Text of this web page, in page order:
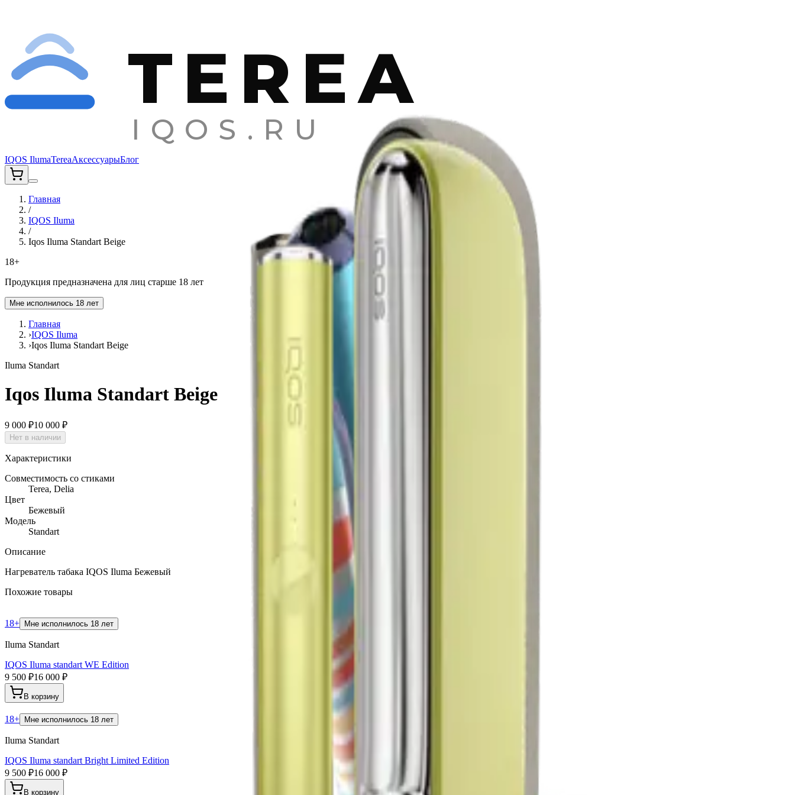
TEREA
IQOS.RU
IQOS IlumaTereaАксессуарыБлог
Главная
/
IQOS Iluma
/
Iqos Iluma Standart Beige
18+
Продукция предназначена для лиц старше 18 лет
Мне исполнилось 18 лет
Главная
›IQOS Iluma
›Iqos Iluma Standart Beige
Iluma Standart
Iqos Iluma Standart Beige
9 000 ₽10 000 ₽
Нет в наличии
Характеристики
Совместимость со стиками
Terea, Delia
Цвет
Бежевый
Модель
Standart
Описание
Нагреватель табака IQOS Iluma Бежевый
Похожие товары
18+ Мне исполнилось 18 лет
Iluma Standart
IQOS Iluma standart WE Edition
9 500 ₽16 000 ₽
В корзину
18+ Мне исполнилось 18 лет
Iluma Standart
IQOS Iluma standart Bright Limited Edition
9 500 ₽16 000 ₽
В корзину